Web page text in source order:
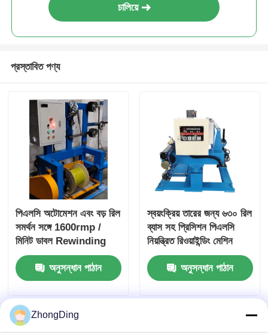
চালিয়ে
প্রস্তাবিত পণ্য
পিএলসি অটোমেশন এবং বড় রিল
সমর্থন সঙ্গে 1600rmp /
মিনিট ডাবল Rewinding
মেশিন
অনুসন্ধান পাঠান
স্বয়ংক্রিয় তারের জন্য ৬৩০ রিল
ব্যাস সহ প্রিসিশন পিএলসি
নিয়ন্ত্রিত রিওয়াইন্ডিং মেশিন
অনুসন্ধান পাঠান
ZhongDing